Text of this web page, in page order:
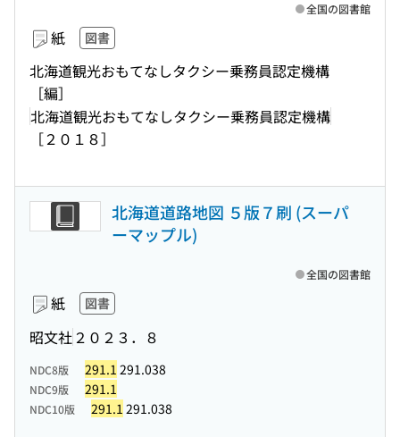
紙 図書
北海道観光おもてなしタクシー乗務員認定機構
［編］
北海道観光おもてなしタクシー乗務員認定機構
［２０１８］
全国の図書館
北海道道路地図 ５版７刷 (スーパ
ーマップル)
紙 図書
昭文社 ２０２３．８
全国の図書館
NDC8版 291.1 291.038
NDC9版 291.1
NDC10版 291.1 291.038